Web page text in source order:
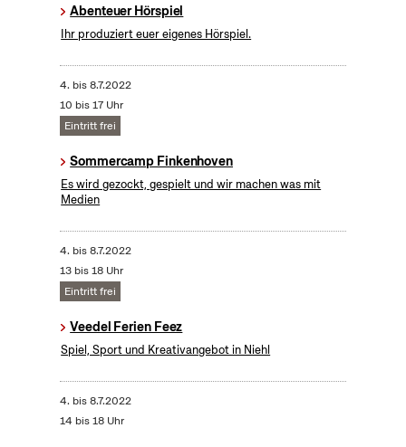
Abenteuer Hörspiel
Ihr produziert euer eigenes Hörspiel.
4. bis8.7.2022
10 bis 17 Uhr
Eintritt frei
Sommercamp Finkenhoven
Es wird gezockt, gespielt und wir machen was mit
Medien
4. bis8.7.2022
13 bis 18 Uhr
Eintritt frei
Veedel Ferien Feez
Spiel, Sport und Kreativangebot in Niehl
4. bis8.7.2022
14 bis 18 Uhr